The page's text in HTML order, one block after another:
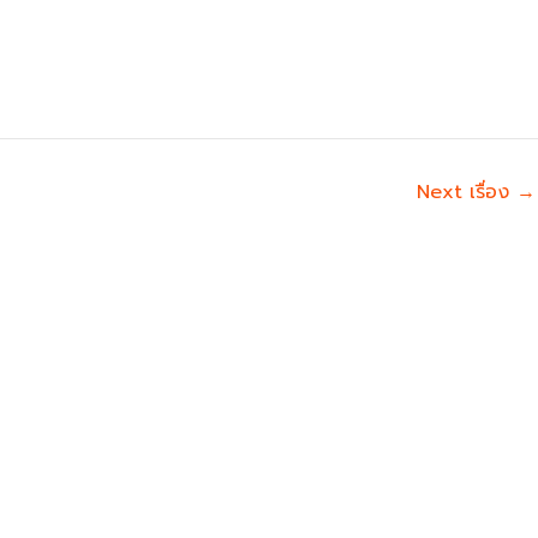
Next เรื่อง →